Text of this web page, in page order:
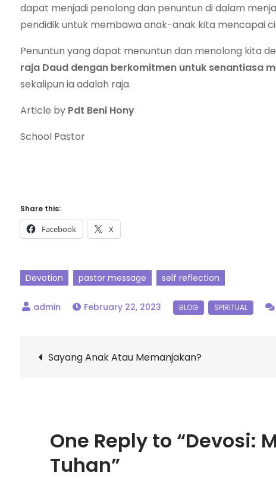
dapat menjadi penolong dan penuntun di dalam
pendidik untuk membawa anak-anak kita mencapai
Penuntun yang dapat menuntun dan menolong kita
raja Daud dengan berkomitmen untuk senantiasa
sekalipun ia adalah raja.
Article by Pdt Beni Hony
School Pastor
Share this:
Facebook X
Devotion pastor message self reflection
February 22, 2023
Sayang Anak Atau Memanjakan?
One Reply to “Devosi:
Tuhan”